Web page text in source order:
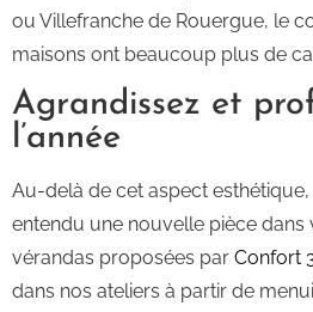
ou Villefranche de Rouergue, le
maisons ont beaucoup plus de
Agrandissez et
l’année
Au-delà de cet aspect
entendu une nouvelle pièce dans
vérandas proposées par Confort
dans nos ateliers à partir de